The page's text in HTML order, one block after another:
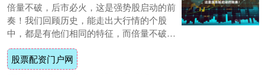
倍量不破，后市必火，这是强势股启动的前
奏！我们回顾历史，能走出大行情的个股
中，都是有他们相同的特征，而倍量不破这
个形态往往就在其中，是我最为在意的一种
走势，为什....
股票配资门户网